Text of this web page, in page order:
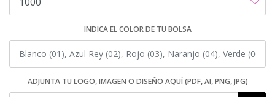
INDICA EL COLOR DE TU BOLSA
ADJUNTA TU LOGO, IMAGEN O DISEÑO AQUÍ (PDF, AI, PNG, JPG)